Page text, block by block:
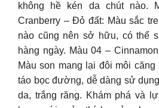
không hề kén da chút nào.
Cranberry – Đỏ đất: Màu sắc
nào cũng nên sở hữu, có thể
hàng ngày. Màu 04 –
Màu son mang lại đôi môi
táo bọc đường, dễ dàng sử
da, trắng răng. Khám phá và